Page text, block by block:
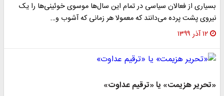
بسیاری از فعالان سیاسی در تمام این سال‌ها موسوی خوئینی‌ها را یک
نیروی پشت پرده می‌دانند که معمولا هر زمانی که آشوب و…
۱۲ آذر ۱۳۹۹
«تحریر هزیمت» یا «ترقیم عداوت»